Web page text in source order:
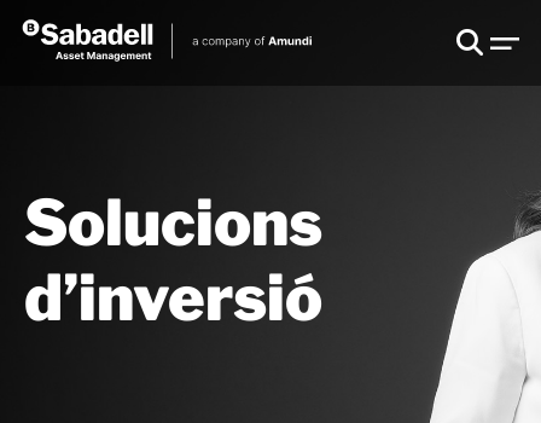
Solucions
d’inversió